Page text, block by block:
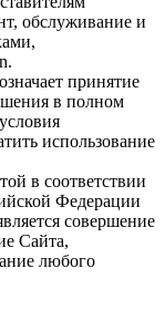
обслуживание и
принятие
в полном
использование
в соответствии
Федерации
совершение
Сайта,
любого